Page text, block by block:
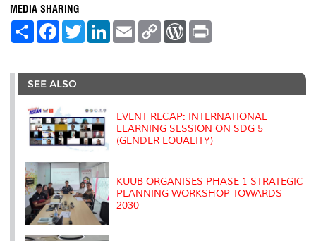
MEDIA SHARING
S
e
F
a
b
o
o
k
T
w
t
r
L
e
I
E
m
l
C
L
n
W
P
e
s
t
SEE ALSO
EVENT RECAP: INTERNATIONAL
LEARNING SESSION ON SDG 5
(GENDER EQUALITY)
KUUB ORGANISES PHASE 1 STRATEGIC
PLANNING WORKSHOP TOWARDS
2030